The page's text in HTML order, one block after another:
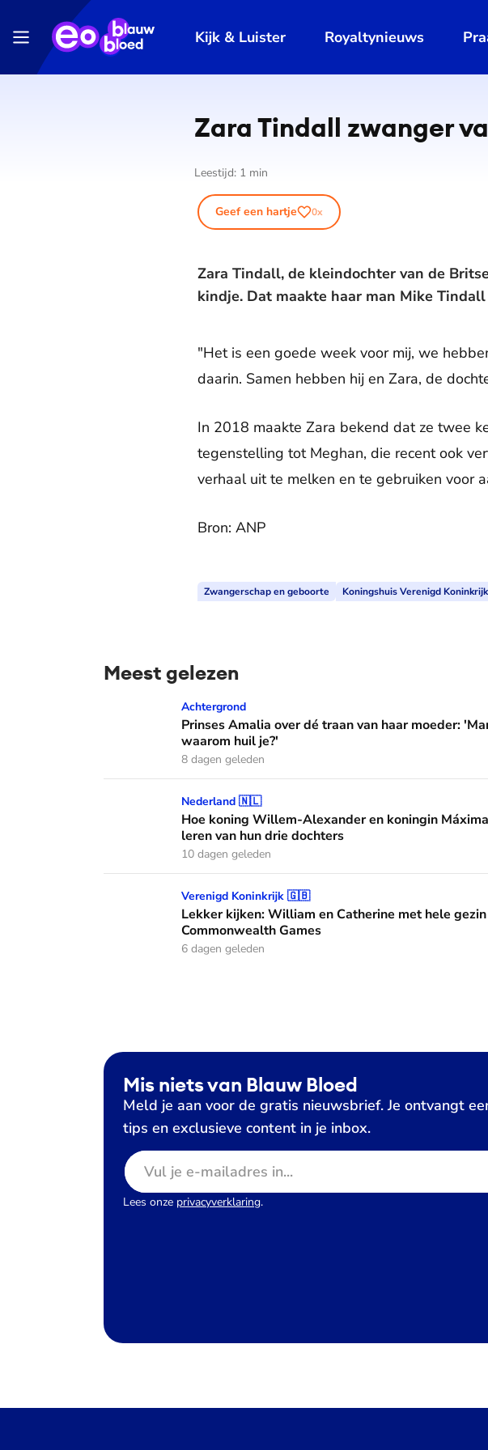
Kijk & Luister Royaltynieuws
Zara Tindall zwanger
Leestijd: 1 min
Geef een hartje 0x
Zara Tindall, de kleindochter van de
kindje. Dat maakte haar man Mike
"Het is een goede week voor mij, we
daarin. Samen hebben hij en Zara, de
In 2018 maakte Zara bekend dat ze twee
tegenstelling tot Meghan, die recent ook
verhaal uit te melken en te gebruiken voor
Bron: ANP
Zwangerschap en geboorte Koningshuis Verenigd
Meest gelezen
Prinses Amalia over dé traan van haar moeder: 'Mama waarom huil
Achtergrond
Prinses Amalia over dé traan van haar moeder:
waarom huil je?'
8 dagen geleden
Hoe koning Willem-Alexander en koningin Máxima leren van hun
Nederland 🇳🇱
Hoe koning Willem-Alexander en koningin Máxima
leren van hun drie dochters
10 dagen geleden
Lekker kijken: William en Catherine met hele gezin bij
Verenigd Koninkrijk 🇬🇧
Lekker kijken: William en Catherine met hele
Commonwealth Games
6 dagen geleden
Mis niets van Blauw Bloed
Meld je aan voor de gratis nieuwsbrief. Je ontvangt
tips en exclusieve content in je inbox.
E-mailadres
Lees onze privacyverklaring.